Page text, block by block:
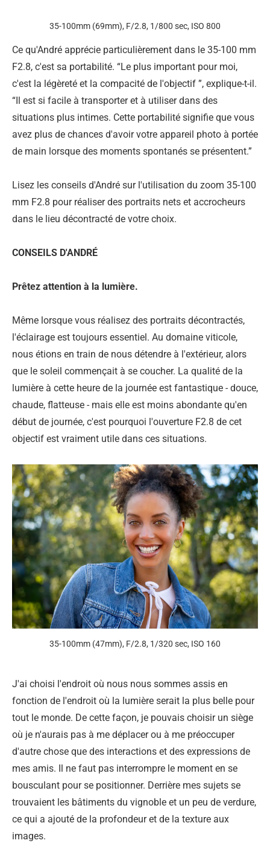
35-100mm (69mm), F/2.8, 1/800 sec, ISO 800
Ce qu'André apprécie particulièrement dans le 35-100 mm
F2.8, c'est sa portabilité. “Le plus important pour moi,
c'est la légèreté et la compacité de l'objectif ”, explique-t-il.
“Il est si facile à transporter et à utiliser dans des
situations plus intimes. Cette portabilité signifie que vous
avez plus de chances d'avoir votre appareil photo à portée
de main lorsque des moments spontanés se présentent.”
Lisez les conseils d'André sur l'utilisation du zoom 35-100
mm F2.8 pour réaliser des portraits nets et accrocheurs
dans le lieu décontracté de votre choix.
CONSEILS D'ANDRÉ
Prêtez attention à la lumière.
Même lorsque vous réalisez des portraits décontractés,
l'éclairage est toujours essentiel. Au domaine viticole,
nous étions en train de nous détendre à l'extérieur, alors
que le soleil commençait à se coucher. La qualité de la
lumière à cette heure de la journée est fantastique - douce,
chaude, flatteuse - mais elle est moins abondante qu'en
début de journée, c'est pourquoi l'ouverture F2.8 de cet
objectif est vraiment utile dans ces situations.
35-100mm (47mm), F/2.8, 1/320 sec, ISO 160
J'ai choisi l'endroit où nous nous sommes assis en
fonction de l'endroit où la lumière serait la plus belle pour
tout le monde. De cette façon, je pouvais choisir un siège
où je n'aurais pas à me déplacer ou à me préoccuper
d'autre chose que des interactions et des expressions de
mes amis. Il ne faut pas interrompre le moment en se
bousculant pour se positionner. Derrière mes sujets se
trouvaient les bâtiments du vignoble et un peu de verdure,
ce qui a ajouté de la profondeur et de la texture aux
images.